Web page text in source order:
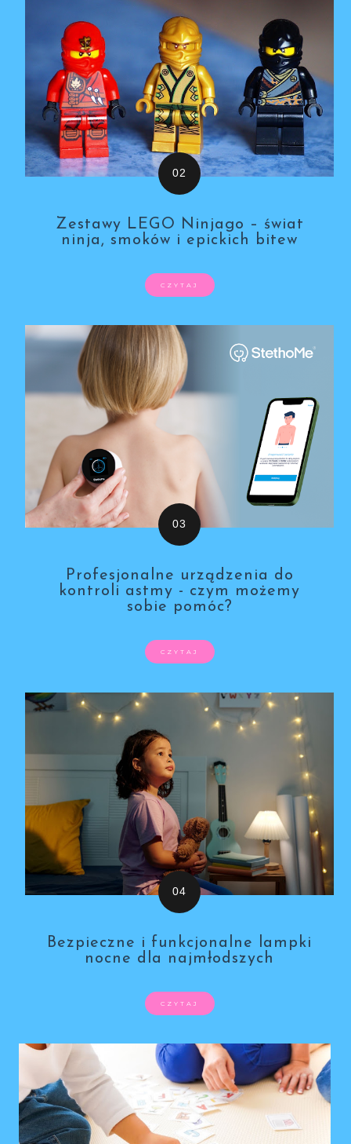
Zestawy LEGO Ninjago – świat
ninja, smoków i epickich bitew
CZYTAJ
Profesjonalne urządzenia do
kontroli astmy - czym możemy
sobie pomóc?
CZYTAJ
Bezpieczne i funkcjonalne lampki
nocne dla najmłodszych
CZYTAJ